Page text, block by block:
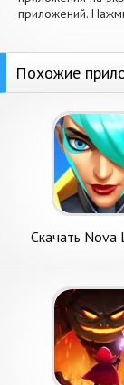
приложений.
Похожие
Скачать Nova